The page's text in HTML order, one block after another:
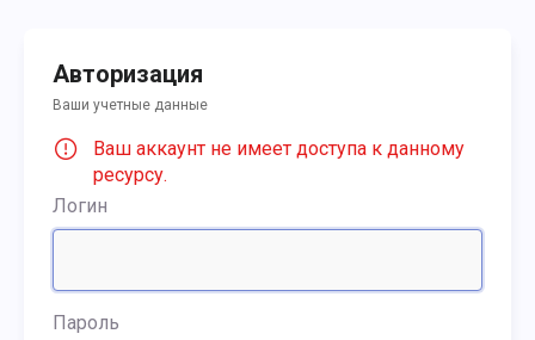
Авторизация
Ваши учетные данные
Ваш аккаунт не имеет доступа к данному
ресурсу.
Логин
Пароль